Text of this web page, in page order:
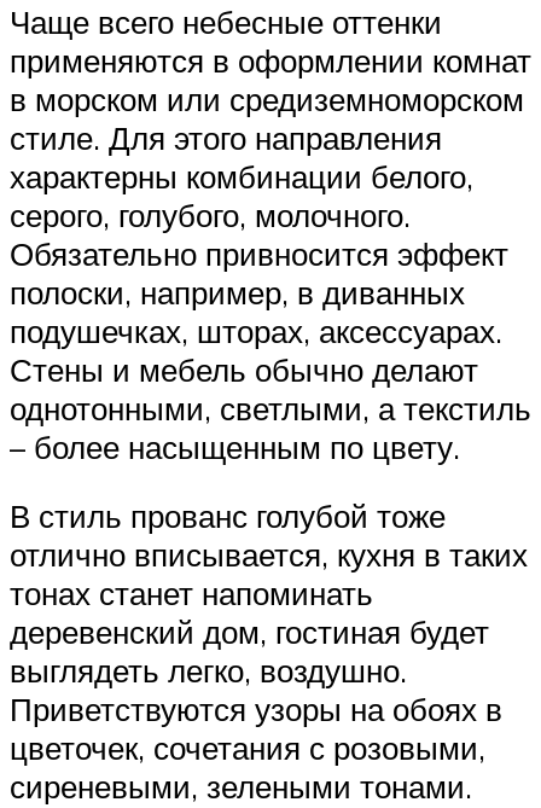
Чаще всего небесные оттенки
применяются в оформлении комнат
в морском или средиземноморском
стиле. Для этого направления
характерны комбинации белого,
серого, голубого, молочного.
Обязательно привносится эффект
полоски, например, в диванных
подушечках, шторах, аксессуарах.
Стены и мебель обычно делают
однотонными, светлыми, а текстиль
– более насыщенным по цвету.
В стиль прованс голубой тоже
отлично вписывается, кухня в таких
тонах станет напоминать
деревенский дом, гостиная будет
выглядеть легко, воздушно.
Приветствуются узоры на обоях в
цветочек, сочетания с розовыми,
сиреневыми, зелеными тонами.